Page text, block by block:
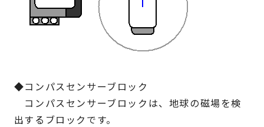
◆コンパスセンサーブロック
コンパスセンサーブロックは、地球の磁場を検
出するブロックです。